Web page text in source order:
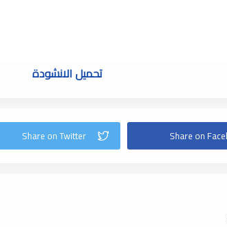
تحميل الانشودة